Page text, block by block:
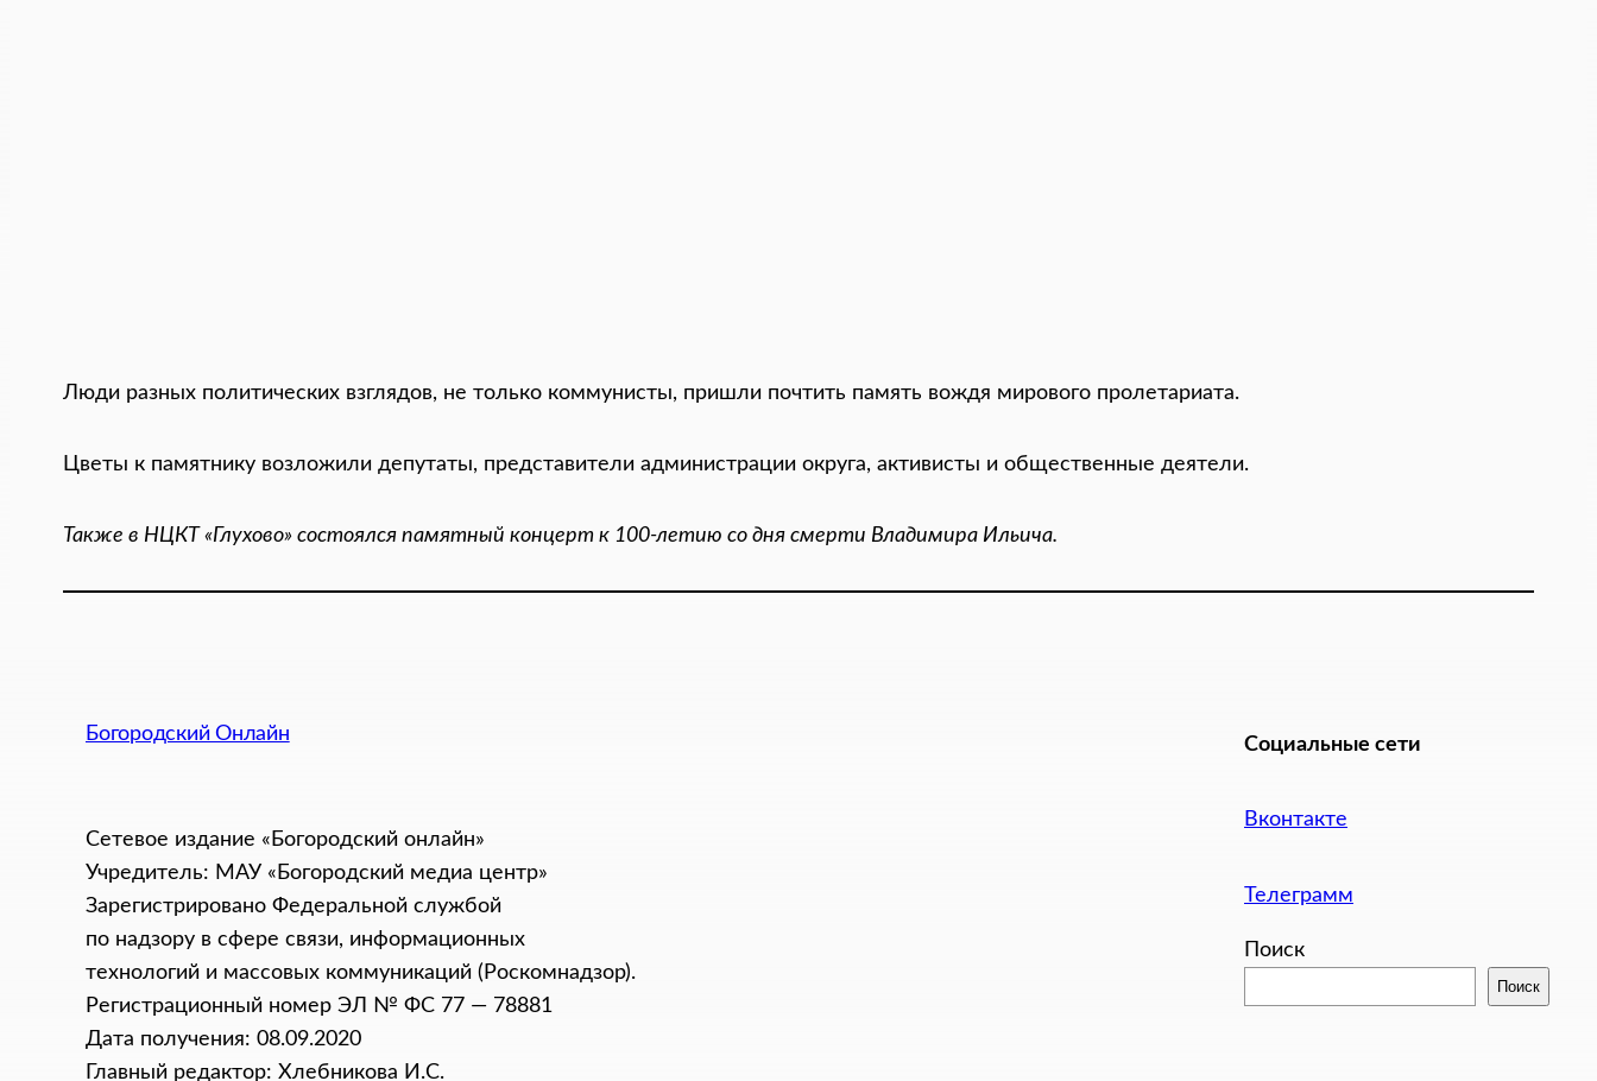
Люди разных политических взглядов, не только коммунисты, пришли почтить память вождя мирового пролетариата.
Цветы к памятнику возложили депутаты, представители администрации округа, активисты и общественные деятели.
Также в НЦКТ «Глухово» состоялся памятный концерт к 100-летию со дня смерти Владимира Ильича.
Богородский Онлайн
Сетевое издание «Богородский онлайн»
Учредитель: МАУ «Богородский медиа центр»
Зарегистрировано Федеральной службой
по надзору в сфере связи, информационных
технологий и массовых коммуникаций (Роскомнадзор).
Регистрационный номер ЭЛ № ФС 77 — 78881
Дата получения: 08.09.2020
Главный редактор: Хлебникова И.C.
Социальные сети
Вконтакте
Телеграмм
Поиск
Поиск